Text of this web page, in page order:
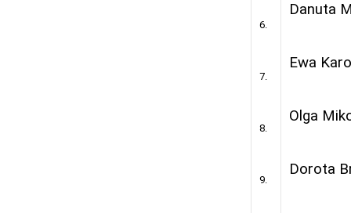
6.
7.
8.
9.
Danuta
Ewa
Olga
Dorota